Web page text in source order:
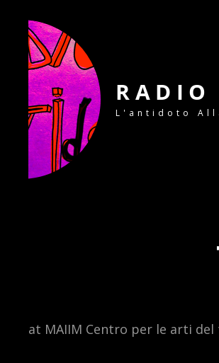
RADIO
L'antidoto
at MAIIM Centro per le arti